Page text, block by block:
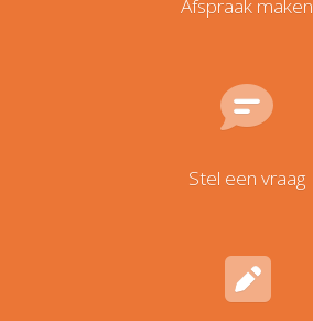
Afspraak maken
Stel een vraag